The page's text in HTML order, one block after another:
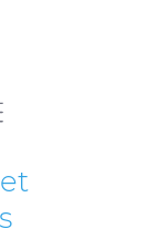
navigation